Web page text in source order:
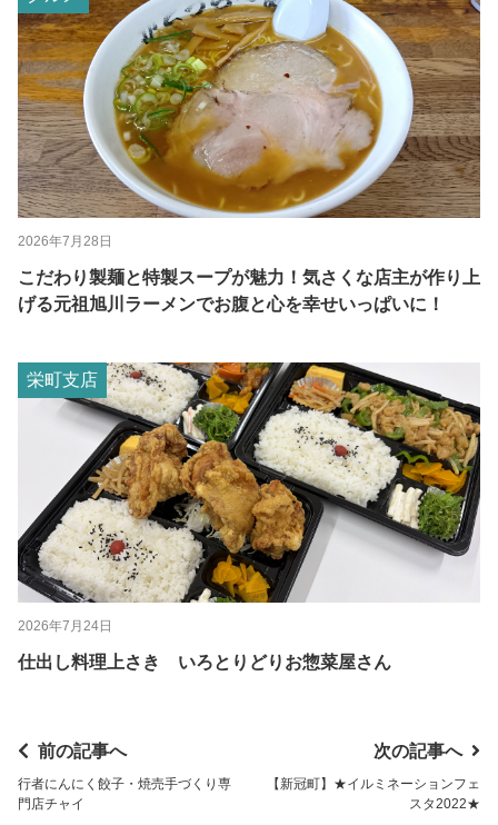
2026年7月28日
こだわり製麺と特製スープが魅力！気さくな店主が作り上
げる元祖旭川ラーメンでお腹と心を幸せいっぱいに！
栄町支店
2026年7月24日
仕出し料理上さき いろとりどりお惣菜屋さん
前の記事へ
行者にんにく餃子・焼売手づくり専
門店チャイ
次の記事へ
【新冠町】★イルミネーションフェ
スタ2022★